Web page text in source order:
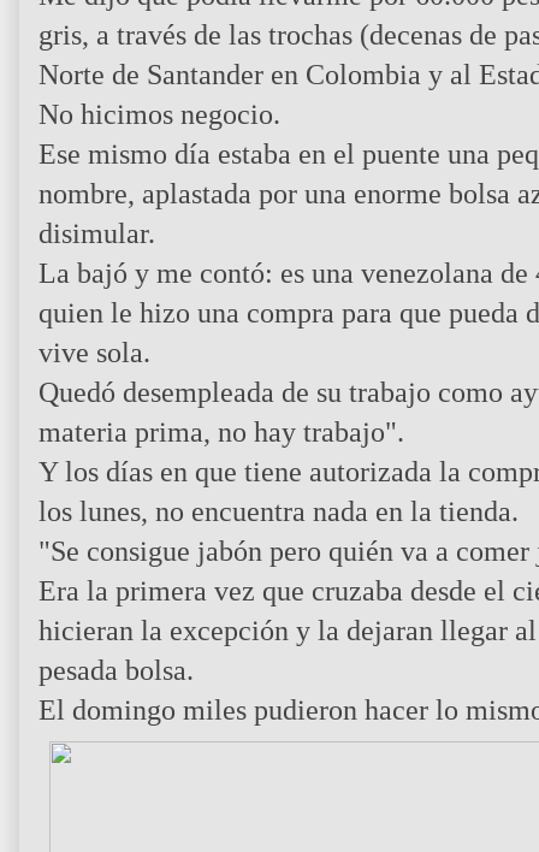
gris, a través de las trochas (decenas de
Norte de Santander en Colombia y al
No hicimos negocio.
Ese mismo día estaba en el puente una
nombre, aplastada por una enorme bolsa
disimular.
La bajó y me contó: es una venezolana
quien le hizo una compra para que pueda
vive sola.
Quedó desempleada de su trabajo como
materia prima, no hay trabajo".
Y los días en que tiene autorizada la
los lunes, no encuentra nada en la tienda.
"Se consigue jabón pero quién va a
Era la primera vez que cruzaba desde el
hicieran la excepción y la dejaran llegar
pesada bolsa.
El domingo miles pudieron hacer lo